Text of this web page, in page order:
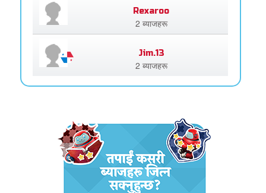
Rexaroo
2 ब्याजहरू
Jim.13
2 ब्याजहरू